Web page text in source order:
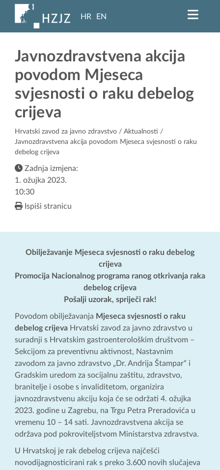
HR EN
Javnozdravstvena akcija
povodom Mjeseca
svjesnosti o raku debelog
crijeva
Hrvatski zavod za javno zdravstvo / Aktualnosti /
Javnozdravstvena akcija povodom Mjeseca svjesnosti o raku
debelog crijeva
Zadnja izmjena:
1. ožujka 2023.
10:30
Ispiši stranicu
Obilježavanje Mjeseca svjesnosti o raku debelog
crijeva
Promocija Nacionalnog programa ranog otkrivanja raka
debelog crijeva
Pošalji uzorak, spriječi rak!
Povodom obilježavanja Mjeseca svjesnosti o raku
debelog crijeva Hrvatski zavod za javno zdravstvo u
suradnji s Hrvatskim gastroenterološkim društvom –
Sekcijom za preventivnu aktivnost, Nastavnim
zavodom za javno zdravstvo „Dr. Andrija Štampar“ i
Gradskim uredom za socijalnu zaštitu, zdravstvo,
branitelje i osobe s invaliditetom, organizira
javnozdravstvenu akciju koja će se održati 4. ožujka
2023. godine u Zagrebu, na Trgu Petra Preradovića u
vremenu 10 – 14 sati. Javnozdravstvena akcija se
održava pod pokroviteljstvom Ministarstva zdravstva.
U Hrvatskoj je rak debelog crijeva najčešći
novodijagnosticirani rak s preko 3.600 novih slučajeva